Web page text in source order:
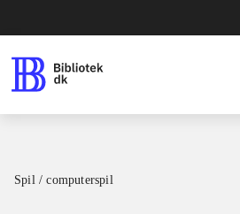
Spil / computerspil